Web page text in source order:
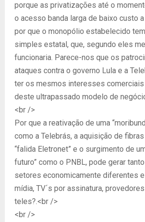
porque as privatizações até o
o acesso banda larga de baixo custo
por que o monopólio estabelecido
simples estatal, que, segundo eles
funcionaria. Parece-nos que os
ataques contra o governo Lula e a
ter os mesmos interesses comerciais
deste ultrapassado modelo de
<br />
Por que a reativação de uma
como a Telebrás, a aquisição de
“falida Eletronet” e o surgimento de
futuro” como o PNBL, pode gerar
setores economicamente diferentes
mídia, TV´s por assinatura,
teles?.<br />
<br />